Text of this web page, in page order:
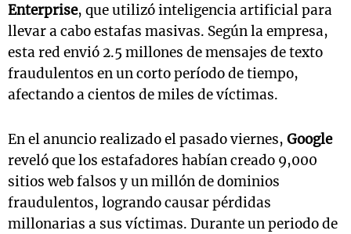
Enterprise, que utilizó inteligencia artificial para
llevar a cabo estafas masivas. Según la empresa,
esta red envió 2.5 millones de mensajes de texto
fraudulentos en un corto período de tiempo,
afectando a cientos de miles de víctimas.
En el anuncio realizado el pasado viernes, Google
reveló que los estafadores habían creado 9,000
sitios web falsos y un millón de dominios
fraudulentos, logrando causar pérdidas
millonarias a sus víctimas. Durante un periodo de